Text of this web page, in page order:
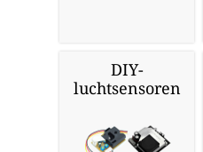
DIY-
luchtsensoren